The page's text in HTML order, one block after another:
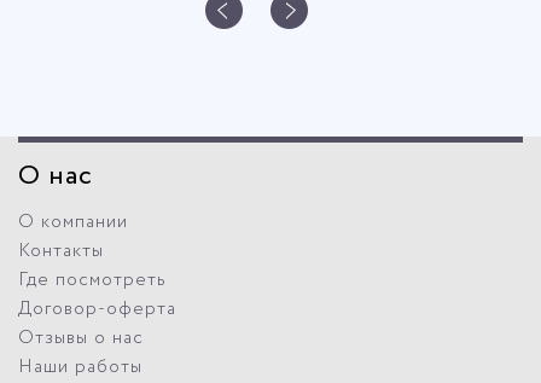
О нас
О компании
Контакты
Где посмотреть
Договор-оферта
Отзывы о нас
Наши работы